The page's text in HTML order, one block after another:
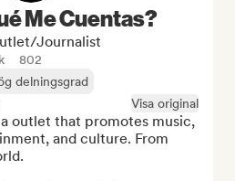
Me Cuentas?
Journalist
802
delningsgrad
Visa original
outlet that promotes music,
and culture. From